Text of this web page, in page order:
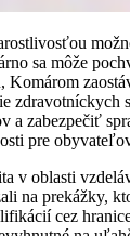
sa môže
zdravotníckych
a zabezpečiť
pre
v oblasti
na prekážky,
cez